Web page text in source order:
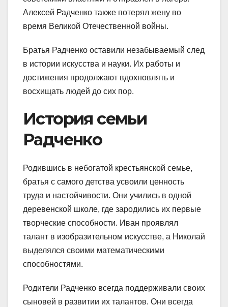
Алексей Радченко также потерял жену во
время Великой Отечественной войны.
Братья Радченко оставили незабываемый след
в истории искусства и науки. Их работы и
достижения продолжают вдохновлять и
восхищать людей до сих пор.
История семьи
Радченко
Родившись в небогатой крестьянской семье,
братья с самого детства усвоили ценность
труда и настойчивости. Они учились в одной
деревенской школе, где зародились их первые
творческие способности. Иван проявлял
талант в изобразительном искусстве, а Николай
выделялся своими математическими
способностями.
Родители Радченко всегда поддерживали своих
сыновей в развитии их талантов. Они всегда